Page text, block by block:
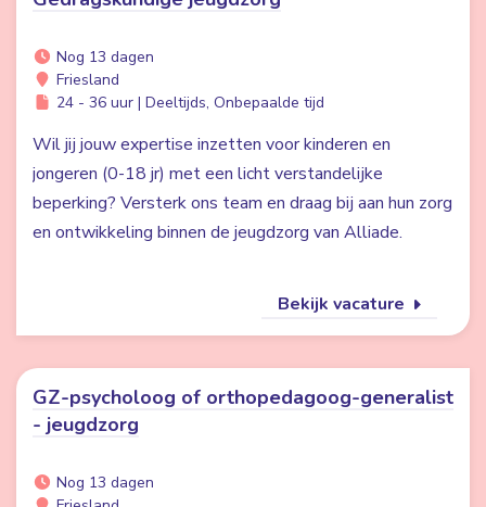
Nog 13 dagen
Friesland
24 - 36 uur | Deeltijds, Onbepaalde tijd
Wil jij jouw expertise inzetten voor kinderen en
jongeren (0-18 jr) met een licht verstandelijke
beperking? Versterk ons team en draag bij aan hun zorg
en ontwikkeling binnen de jeugdzorg van Alliade.
Bekijk vacature
GZ-psycholoog of orthopedagoog-generalist
- jeugdzorg
Nog 13 dagen